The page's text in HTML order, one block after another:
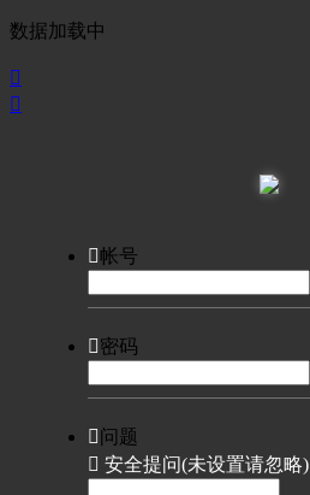
数据加载中


帐号
密码
问题
 安全提问(未设置请忽略)